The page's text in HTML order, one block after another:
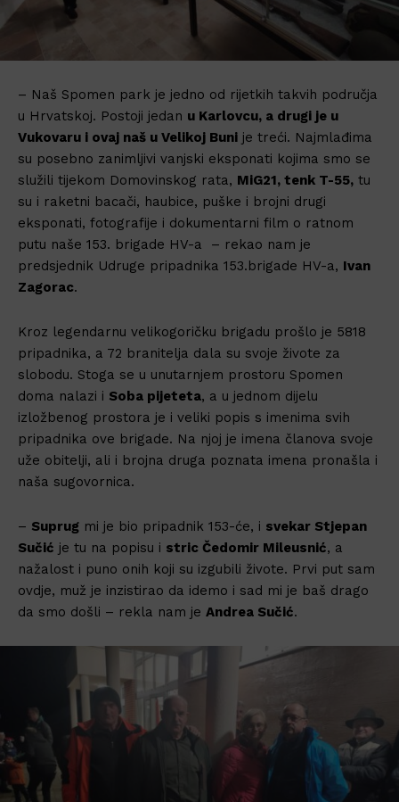
– Naš Spomen park je jedno od rijetkih takvih područja
u Hrvatskoj. Postoji jedan u Karlovcu, a drugi je u
Vukovaru i ovaj naš u Velikoj Buni je treći. Najmlađima
su posebno zanimljivi vanjski eksponati kojima smo se
služili tijekom Domovinskog rata, MiG21, tenk T-55, tu
su i raketni bacači, haubice, puške i brojni drugi
eksponati, fotografije i dokumentarni film o ratnom
putu naše 153. brigade HV-a – rekao nam je
predsjednik Udruge pripadnika 153.brigade HV-a, Ivan
Zagorac.
Kroz legendarnu velikogoričku brigadu prošlo je 5818
pripadnika, a 72 branitelja dala su svoje živote za
slobodu. Stoga se u unutarnjem prostoru Spomen
doma nalazi i Soba pijeteta, a u jednom dijelu
izložbenog prostora je i veliki popis s imenima svih
pripadnika ove brigade. Na njoj je imena članova svoje
uže obitelji, ali i brojna druga poznata imena pronašla i
naša sugovornica.
– Suprug mi je bio pripadnik 153-će, i svekar Stjepan
Sučić je tu na popisu i stric Čedomir Mileusnić, a
nažalost i puno onih koji su izgubili živote. Prvi put sam
ovdje, muž je inzistirao da idemo i sad mi je baš drago
da smo došli – rekla nam je Andrea Sučić.